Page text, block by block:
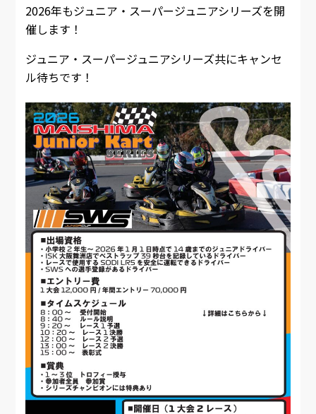
2026年もジュニア・スーパージュニアシリーズを開
催します！
ジュニア・スーパージュニアシリーズ共にキャンセ
ル待ちです！